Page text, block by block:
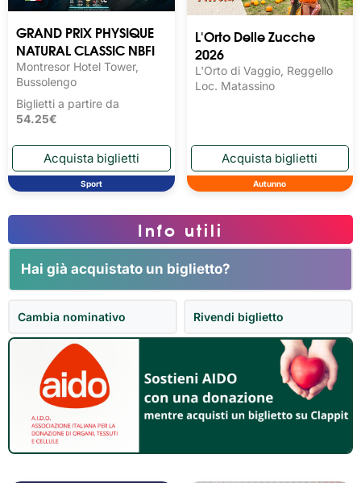
GRAND PRIX PHYSIQUE
NATURAL CLASSIC NBFI
Montresor Hotel Tower,
Bussolengo
Biglietti a partire da
54.25€
Sport
L'Orto Delle Zucche
2026
L'Orto di Vaggio, Reggello
Loc. Matassino
Autunno
Info utili
Hai già acquistato un biglietto?
Cambia nominativo Rivendi biglietto